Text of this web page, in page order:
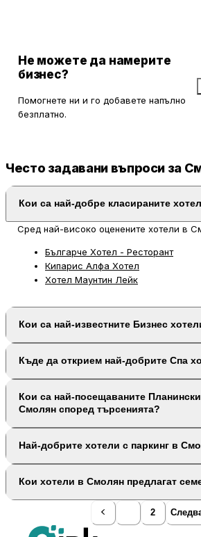
Не можете да намерите
бизнес?
Помогнете ни и го добавете напълно
безплатно.
Често задавани въпроси за
Кои са най-добре класираните
Сред най-високо оценените хотели в
Българче Хотел - Ресторант
Кипарис Алфа Хотел
Хотел Маунтин Лейк
Кои са най-известните Бизнес
Къде да открием най-добрите Спа
Кои са най-посещаваните
Смолян според търсенията?
Най-добрите хотели с паркинг в
Кои хотели в Смолян предлагат
2